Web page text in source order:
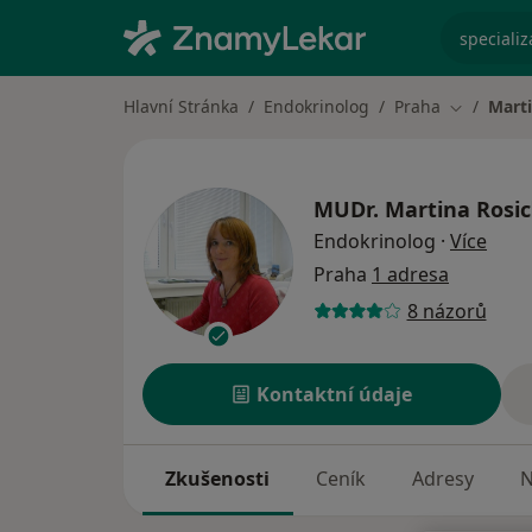
Hlavní Stránka Endokrinolog Praha Změna
MUDr. Martina
Endokrinolog · Více
Praha 1 adresa
8 názorů
Kontaktní údaje
Zkušenosti Ceník Adresy